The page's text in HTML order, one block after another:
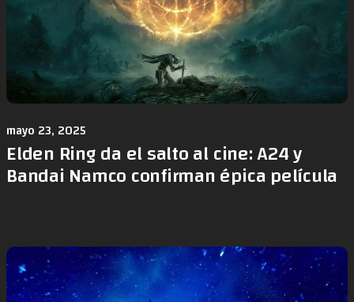
mayo 23, 2025
Elden Ring da el salto al cine: A24 y
Bandai Namco confirman épica película